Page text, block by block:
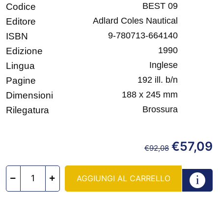
Codice BEST 09
Editore Adlard Coles Nautical
ISBN 9-780713-664140
Edizione 1990
Lingua Inglese
Pagine 192 ill. b/n
Dimensioni 188 x 245 mm
Rilegatura Brossura
€92,08 €57,09
AGGIUNGI AL CARRELLO